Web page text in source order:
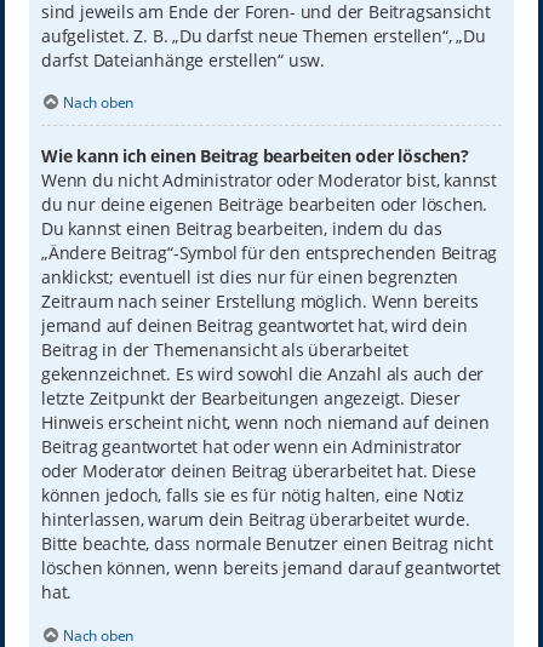
sind jeweils am Ende der Foren- und der Beitragsansicht
aufgelistet. Z. B. „Du darfst neue Themen erstellen“, „Du
darfst Dateianhänge erstellen“ usw.
Nach oben
Wie kann ich einen Beitrag bearbeiten oder löschen?
Wenn du nicht Administrator oder Moderator bist, kannst
du nur deine eigenen Beiträge bearbeiten oder löschen.
Du kannst einen Beitrag bearbeiten, indem du das
„Ändere Beitrag“-Symbol für den entsprechenden Beitrag
anklickst; eventuell ist dies nur für einen begrenzten
Zeitraum nach seiner Erstellung möglich. Wenn bereits
jemand auf deinen Beitrag geantwortet hat, wird dein
Beitrag in der Themenansicht als überarbeitet
gekennzeichnet. Es wird sowohl die Anzahl als auch der
letzte Zeitpunkt der Bearbeitungen angezeigt. Dieser
Hinweis erscheint nicht, wenn noch niemand auf deinen
Beitrag geantwortet hat oder wenn ein Administrator
oder Moderator deinen Beitrag überarbeitet hat. Diese
können jedoch, falls sie es für nötig halten, eine Notiz
hinterlassen, warum dein Beitrag überarbeitet wurde.
Bitte beachte, dass normale Benutzer einen Beitrag nicht
löschen können, wenn bereits jemand darauf geantwortet
hat.
Nach oben